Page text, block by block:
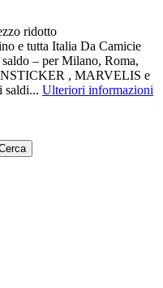
ridotto
e tutta Italia Da Camicie
– per Milano, Roma,
, MARVELIS e
saldi... Ulteriori informazioni